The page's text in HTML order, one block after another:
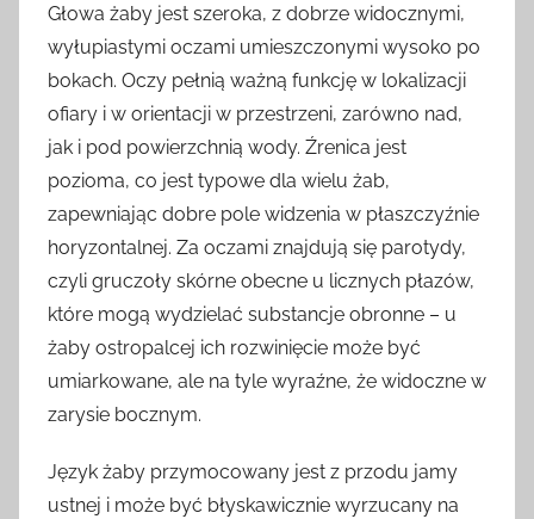
Głowa żaby jest szeroka, z dobrze widocznymi,
wyłupiastymi oczami umieszczonymi wysoko po
bokach. Oczy pełnią ważną funkcję w lokalizacji
ofiary i w orientacji w przestrzeni, zarówno nad,
jak i pod powierzchnią wody. Źrenica jest
pozioma, co jest typowe dla wielu żab,
zapewniając dobre pole widzenia w płaszczyźnie
horyzontalnej. Za oczami znajdują się parotydy,
czyli gruczoły skórne obecne u licznych płazów,
które mogą wydzielać substancje obronne – u
żaby ostropalcej ich rozwinięcie może być
umiarkowane, ale na tyle wyraźne, że widoczne w
zarysie bocznym.
Język żaby przymocowany jest z przodu jamy
ustnej i może być błyskawicznie wyrzucany na